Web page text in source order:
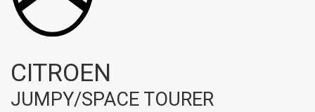
CITROEN
JUMPY/SPACE TOURER